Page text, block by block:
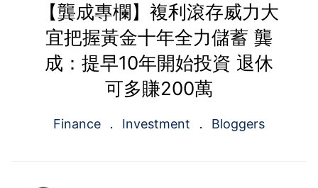
【龔成專欄】複利滾存威力大
宜把握黃金十年全力儲蓄 龔
成：提早10年開始投資 退休
可多賺200萬
Finance Investment Bloggers